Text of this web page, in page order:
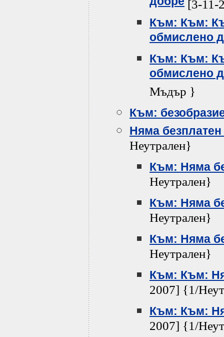
[3-11-
Към: Към:
обмислено
Към: Към:
обмислено
Мъдър }
Към:
Няма
Неутрален}
Към: Няма
Неутрален}
Към: Няма
Неутрален}
Към: Няма
Неутрален}
Към: Към:
2007] {1/
Към: Към:
2007] {1/